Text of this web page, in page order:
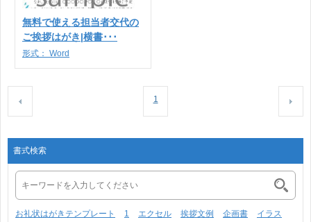
無料で使える担当者交代の
ご挨拶はがき|横書･･･
形式： Word
1
書式検索
お礼状はがきテンプレート 1 エクセル 挨拶文例 企画書
イラス